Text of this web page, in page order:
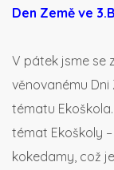
Den Země ve 3.B
V pátek jsme se
věnovanému Dni
tématu
témat Ekoškoly
kokedamy, což